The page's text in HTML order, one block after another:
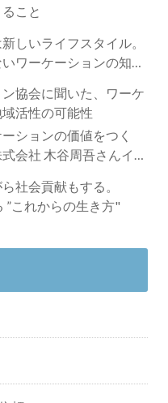
こと
しいライフスタイル。
ワーケーションの知ら
協会に聞いた、ワーケ
活性の可能性
ションの価値をつく
会社 木谷周吾さんイン
社会貢献もする。
”これからの生き方"